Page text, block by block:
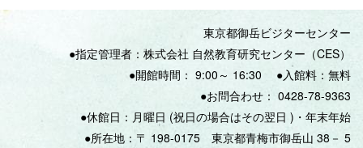
東京都御岳ビジターセンター
●指定管理者：株式会社 自然教育研究センター（CES）
●開館時間： 9:00 ～ 16:30
●入館料：無料
●お問合わせ： 0428‐78‐9363
●休館日：月曜日 (祝日の場合はその翌日 ) ・年末年始
●所在地：〒 198-0175 東京都青梅市御岳山 38 － 5